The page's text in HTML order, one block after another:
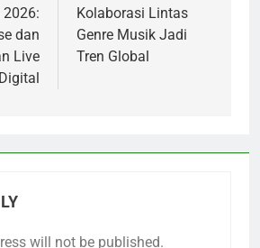
2026:
dan
Live
Digital
Kolaborasi Lintas
Genre Musik Jadi
Tren Global
will not be published.